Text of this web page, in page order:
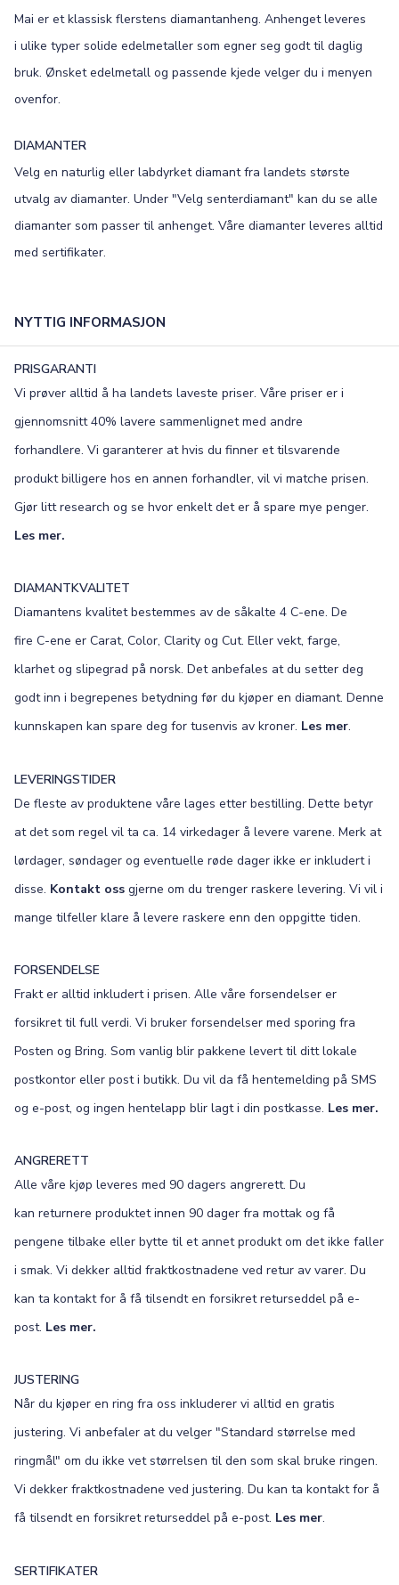
Mai er et klassisk flerstens diamantanheng. Anhenget leveres
i ulike typer solide edelmetaller som egner seg godt til daglig
bruk. Ønsket edelmetall og passende kjede velger du i menyen
ovenfor.
DIAMANTER
Velg en naturlig eller labdyrket diamant fra landets største
utvalg av diamanter. Under "Velg senterdiamant" kan du se alle
diamanter som passer til anhenget. Våre diamanter leveres alltid
med sertifikater.
NYTTIG INFORMASJON
PRISGARANTI
Vi prøver alltid å ha landets laveste priser. Våre priser er i
gjennomsnitt 40% lavere sammenlignet med andre
forhandlere. Vi garanterer at hvis du finner et tilsvarende
produkt billigere hos en annen forhandler, vil vi matche prisen.
Gjør litt research og se hvor enkelt det er å spare mye penger.
Les mer.
DIAMANTKVALITET
Diamantens kvalitet bestemmes av de såkalte 4 C-ene. De
fire C-ene er Carat, Color, Clarity og Cut. Eller vekt, farge,
klarhet og slipegrad på norsk. Det anbefales at du setter deg
godt inn i begrepenes betydning før du kjøper en diamant. Denne
kunnskapen kan spare deg for tusenvis av kroner. Les mer.
LEVERINGSTIDER
De fleste av produktene våre lages etter bestilling. Dette betyr
at det som regel vil ta ca. 14 virkedager å levere varene. Merk at
lørdager, søndager og eventuelle røde dager ikke er inkludert i
disse. Kontakt oss gjerne om du trenger raskere levering. Vi vil i
mange tilfeller klare å levere raskere enn den oppgitte tiden.
FORSENDELSE
Frakt er alltid inkludert i prisen. Alle våre forsendelser er
forsikret til full verdi. Vi bruker forsendelser med sporing fra
Posten og Bring. Som vanlig blir pakkene levert til ditt lokale
postkontor eller post i butikk. Du vil da få hentemelding på SMS
og e-post, og ingen hentelapp blir lagt i din postkasse. Les mer.
ANGRERETT
Alle våre kjøp leveres med 90 dagers angrerett. Du
kan returnere produktet innen 90 dager fra mottak og få
pengene tilbake eller bytte til et annet produkt om det ikke faller
i smak. Vi dekker alltid fraktkostnadene ved retur av varer. Du
kan ta kontakt for å få tilsendt en forsikret returseddel på e-
post. Les mer.
JUSTERING
Når du kjøper en ring fra oss inkluderer vi alltid en gratis
justering. Vi anbefaler at du velger "Standard størrelse med
ringmål" om du ikke vet størrelsen til den som skal bruke ringen.
Vi dekker fraktkostnadene ved justering. Du kan ta kontakt for å
få tilsendt en forsikret returseddel på e-post. Les mer.
SERTIFIKATER